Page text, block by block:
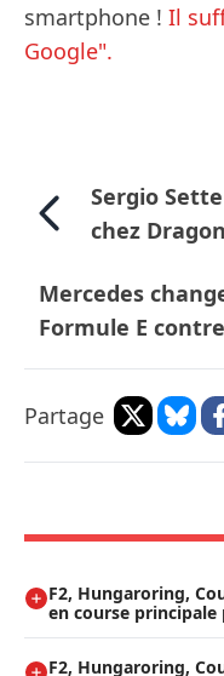
smartphone ! Il
Google".
Sergio
chez
Mercedes
Formule E
Partage
F2, Hungaroring,
en course principale
F2, Hungaroring,